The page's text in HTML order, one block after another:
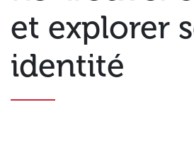
et explorer
identité